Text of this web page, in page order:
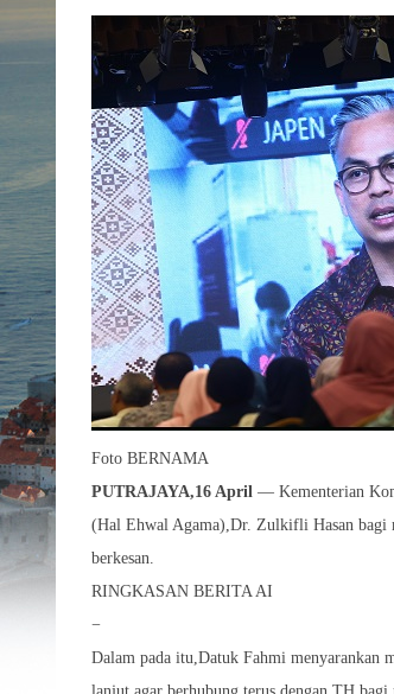
Foto BERNAMA
PUTRAJAYA,16 April — Kementerian
(Hal Ehwal Agama),Dr. Zulkifli Hasan bagi
berkesan.
RINGKASAN BERITA AI
−
Dalam pada itu,Datuk Fahmi menyarankan